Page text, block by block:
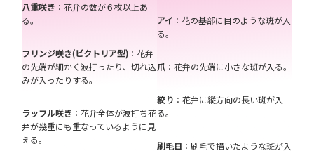
八重咲き ：花弁の数が６枚以上あ
る。
フリンジ咲き(ビクトリア型) ：花弁
の先端が細かく波打ったり、切れ込
みが入ったりする。
ラッフル咲き ：花弁全体が波打ち花
弁が幾重にも重なっているように見
える。
アイ ：花の基部に目のような斑が入
る。
爪 ：花弁の先端に小さな斑が入る。
絞り ：花弁に縦方向の長い斑が入
る。
刷毛目 ：刷毛で描いたような斑が入